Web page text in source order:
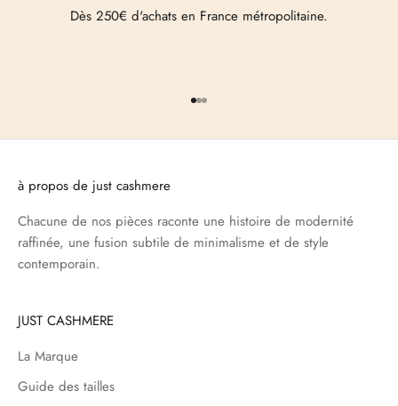
Dès 250€ d'achats en France métropolitaine.
Aller à l'élément 1
Aller à l'élément 2
Aller à l'élément 3
à propos de just cashmere
Chacune de nos pièces raconte une histoire de modernité
raffinée, une fusion subtile de minimalisme et de style
contemporain.
JUST CASHMERE
La Marque
Guide des tailles